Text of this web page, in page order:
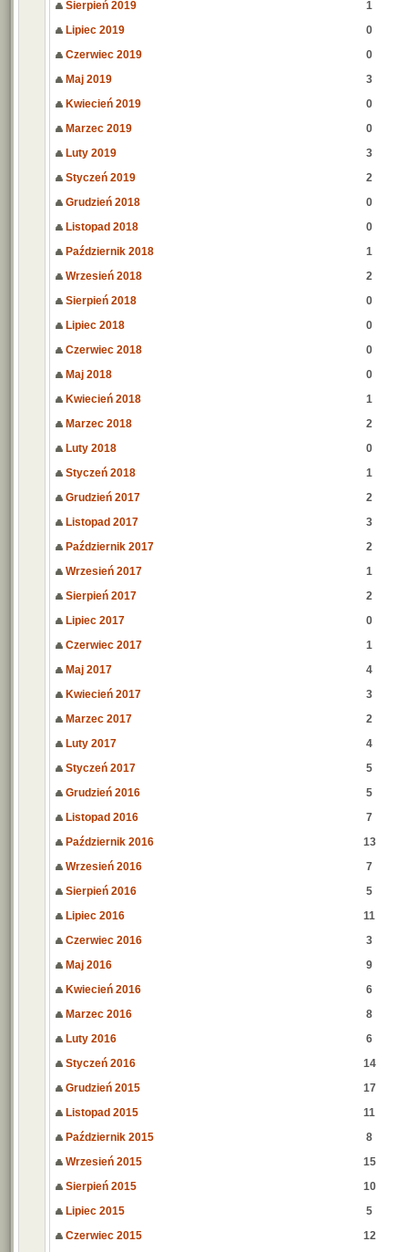
Sierpień 2019
1
Lipiec 2019
0
Czerwiec 2019
0
Maj 2019
3
Kwiecień 2019
0
Marzec 2019
0
Luty 2019
3
Styczeń 2019
2
Grudzień 2018
0
Listopad 2018
0
Październik 2018
1
Wrzesień 2018
2
Sierpień 2018
0
Lipiec 2018
0
Czerwiec 2018
0
Maj 2018
0
Kwiecień 2018
1
Marzec 2018
2
Luty 2018
0
Styczeń 2018
1
Grudzień 2017
2
Listopad 2017
3
Październik 2017
2
Wrzesień 2017
1
Sierpień 2017
2
Lipiec 2017
0
Czerwiec 2017
1
Maj 2017
4
Kwiecień 2017
3
Marzec 2017
2
Luty 2017
4
Styczeń 2017
5
Grudzień 2016
5
Listopad 2016
7
Październik 2016
13
Wrzesień 2016
7
Sierpień 2016
5
Lipiec 2016
11
Czerwiec 2016
3
Maj 2016
9
Kwiecień 2016
6
Marzec 2016
8
Luty 2016
6
Styczeń 2016
14
Grudzień 2015
17
Listopad 2015
11
Październik 2015
8
Wrzesień 2015
15
Sierpień 2015
10
Lipiec 2015
5
Czerwiec 2015
12